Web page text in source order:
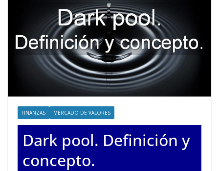
FINANZAS MERCADO DE VALORES
Dark pool. Definición y
concepto.